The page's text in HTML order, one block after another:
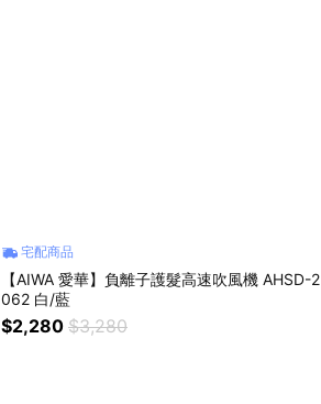
宅配商品
【AIWA 愛華】負離子護髮高速吹風機 AHSD-2
062 白/藍
$2,280 $3,280